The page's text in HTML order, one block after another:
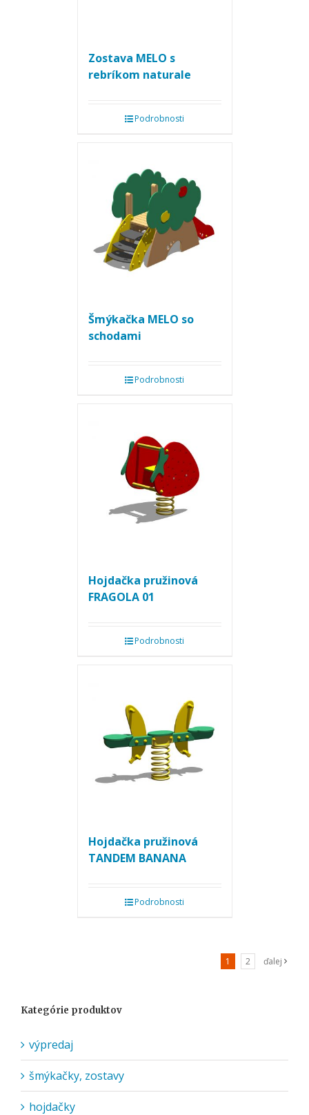
Zostava MELO s
rebríkom naturale
Podrobnosti
Šmýkačka MELO so
schodami
Podrobnosti
Hojdačka pružinová
FRAGOLA 01
Podrobnosti
Hojdačka pružinová
TANDEM BANANA
Podrobnosti
1 2 ďalej
Kategórie produktov
výpredaj
šmýkačky, zostavy
hojdačky